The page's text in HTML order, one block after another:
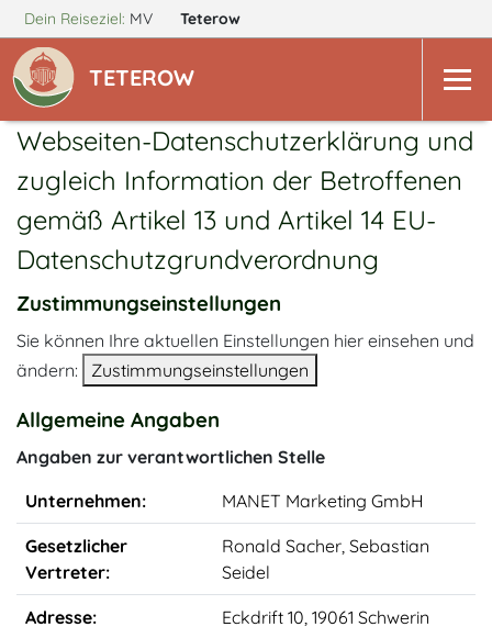
Dein Reiseziel: MV Teterow
TETEROW
Webseiten-Datenschutzerklärung und
zugleich Information der Betroffenen
gemäß Artikel 13 und Artikel 14 EU-
Datenschutzgrundverordnung
Zustimmungseinstellungen
Sie können Ihre aktuellen Einstellungen hier einsehen und
ändern:
Zustimmungseinstellungen
Allgemeine Angaben
Angaben zur verantwortlichen Stelle
Unternehmen:
MANET Marketing GmbH
Gesetzlicher
Vertreter:
Ronald Sacher, Sebastian
Seidel
Adresse: Eckdrift 10, 19061 Schwerin